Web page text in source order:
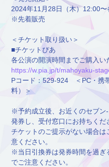
2024年11月28日（木）12:00
※先着販売
＜チケット取り扱い＞
■チケットぴあ
各公演の開演時間までご購入い
https://w.pia.jp/t/mahoyaku-
Pコード：529-924 ＜PC・携
料）＞
※予約成立後、お近くのセブン
発券し、受付窓口にお持ちくだ
チケットのご提示がない場合
意ください。
※当日引換券は発券時間を過ぎ
でご注意ください。